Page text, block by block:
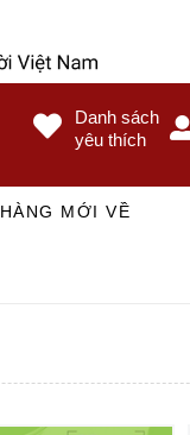
Danh sách
yêu thích
HÀNG MỚI VỀ